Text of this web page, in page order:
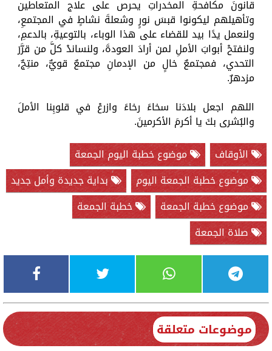
قانونَ مكافحةِ المخدراتِ يحرص على علاج المتعاطين
وتأهيلهم ليكونوا قبسَ نورٍ وشعلةَ نشاطٍ في المجتمعِ،
ولنعمل يدًا بيد للقضاء على هذا الوباء، بالتوعيةِ، بالدعمِ،
ولنفتحْ أبوابَ الأملِ لمن أرادَ العودةَ، ولنساندْ كلَّ من قرَّرَ
التحدي، فمجتمعٌ خالٍ من الإدمانِ مجتمعٌ قويٌّ، منتِجٌ،
مزدهرٌ.
اللهم اجعل بلادَنا سخاءً رخاءً وازرعْ في قلوبِنا الأملَ
والبُشرى بكَ يا أكرمَ الأكرمينَ.
الأوقاف
موضوع خطبة اليوم الجمعة
موضوع خطبة الجمعة اليوم
بداية جديدة وأمل جديد
موضوع خطبة الجمعة
خطبة الجمعة
صلاة الجمعة
موضوعات متعلقة